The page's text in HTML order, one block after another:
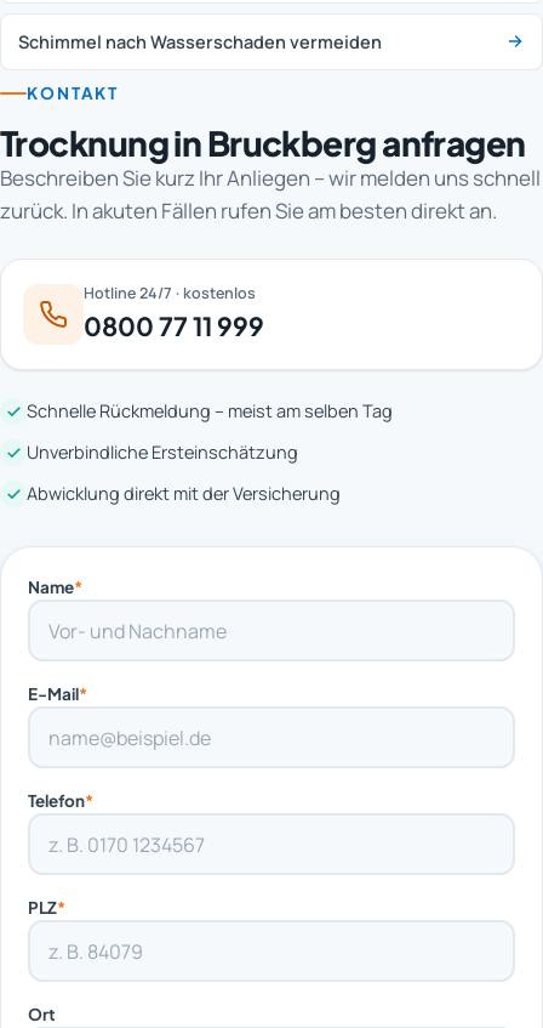
Schimmel nach Wasserschaden vermeiden
KONTAKT
Trocknung in Bruckberg anfragen
Beschreiben Sie kurz Ihr Anliegen – wir melden uns schnell
zurück. In akuten Fällen rufen Sie am besten direkt an.
Hotline 24/7 · kostenlos
0800 77 11 999
Schnelle Rückmeldung – meist am selben Tag
Unverbindliche Ersteinschätzung
Abwicklung direkt mit der Versicherung
Name*
E-Mail*
Telefon*
PLZ*
Ort